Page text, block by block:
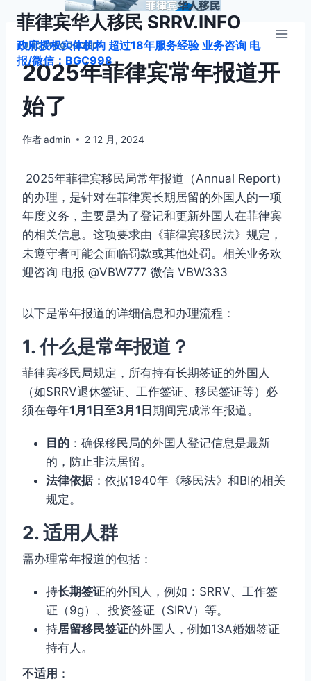
菲律宾华人移民 SRRV.INFO
政府授权实体机构 超过18年服务经验 业务咨询 电
报/微信：BGC998
UNCATEGORIZED
2025年菲律宾常年报道开
始了
作者admin 2 12 月, 2024
2025年菲律宾移民局常年报道（Annual Report）
的办理，是针对在菲律宾长期居留的外国人的一项
年度义务，主要是为了登记和更新外国人在菲律宾
的相关信息。这项要求由《菲律宾移民法》规定，
未遵守者可能会面临罚款或其他处罚。相关业务欢
迎咨询 电报 @VBW777 微信 VBW333
以下是常年报道的详细信息和办理流程：
1. 什么是常年报道？
菲律宾移民局规定，所有持有长期签证的外国人
（如SRRV退休签证、工作签证、移民签证等）必
须在每年1月1日至3月1日期间完成常年报道。
目的 ：确保移民局的外国人登记信息是最新
的，防止非法居留。
法律依据：依据1940年《移民法》和BI的相关
规定。
2. 适用人群
需办理常年报道的包括：
持长期签证的外国人，例如：SRRV、工作签
证（9g）、投资签证（SIRV）等。
持居留移民签证的外国人，例如13A婚姻签证
持有人。
不适用 ：